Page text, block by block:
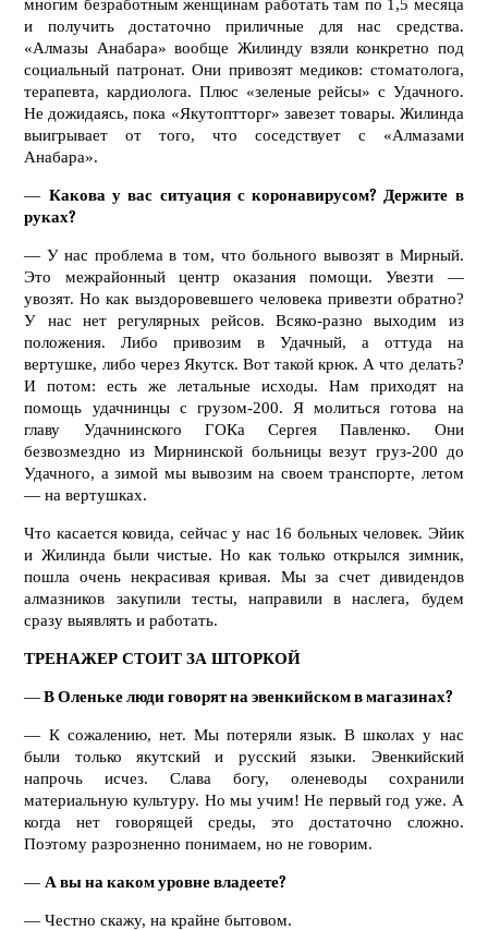
многим безработным женщинам работать там по 1,5 месяца
и получить достаточно приличные для нас средства.
«Алмазы Анабара» вообще Жилинду взяли конкретно под
социальный патронат. Они привозят медиков: стоматолога,
терапевта, кардиолога. Плюс «зеленые рейсы» с Удачного.
Не дожидаясь, пока «Якутоптторг» завезет товары. Жилинда
выигрывает от того, что соседствует с «Алмазами
Анабара».
— Какова у вас ситуация с коронавирусом? Держите в
руках?
— У нас проблема в том, что больного вывозят в Мирный.
Это межрайонный центр оказания помощи. Увезти —
увозят. Но как выздоровевшего человека привезти обратно?
У нас нет регулярных рейсов. Всяко-разно выходим из
положения. Либо привозим в Удачный, а оттуда на
вертушке, либо через Якутск. Вот такой крюк. А что делать?
И потом: есть же летальные исходы. Нам приходят на
помощь удачнинцы с грузом-200. Я молиться готова на
главу Удачнинского ГОКа Сергея Павленко. Они
безвозмездно из Мирнинской больницы везут груз-200 до
Удачного, а зимой мы вывозим на своем транспорте, летом
— на вертушках.
Что касается ковида, сейчас у нас 16 больных человек. Эйик
и Жилинда были чистые. Но как только открылся зимник,
пошла очень некрасивая кривая. Мы за счет дивидендов
алмазников закупили тесты, направили в наслега, будем
сразу выявлять и работать.
ТРЕНАЖЕР СТОИТ ЗА ШТОРКОЙ
—В Оленьке люди говорят на эвенкийском в магазинах?
— К сожалению, нет. Мы потеряли язык. В школах у нас
были только якутский и русский языки. Эвенкийский
напрочь исчез. Слава богу, оленеводы сохранили
материальную культуру. Но мы учим! Не первый год уже. А
когда нет говорящей среды, это достаточно сложно.
Поэтому разрозненно понимаем, но не говорим.
—А вы на каком уровне владеете?
— Честно скажу, на крайне бытовом.